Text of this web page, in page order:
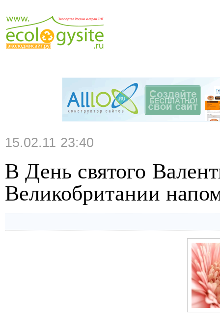
15.02.11 23:40
В День святого
Великобритании